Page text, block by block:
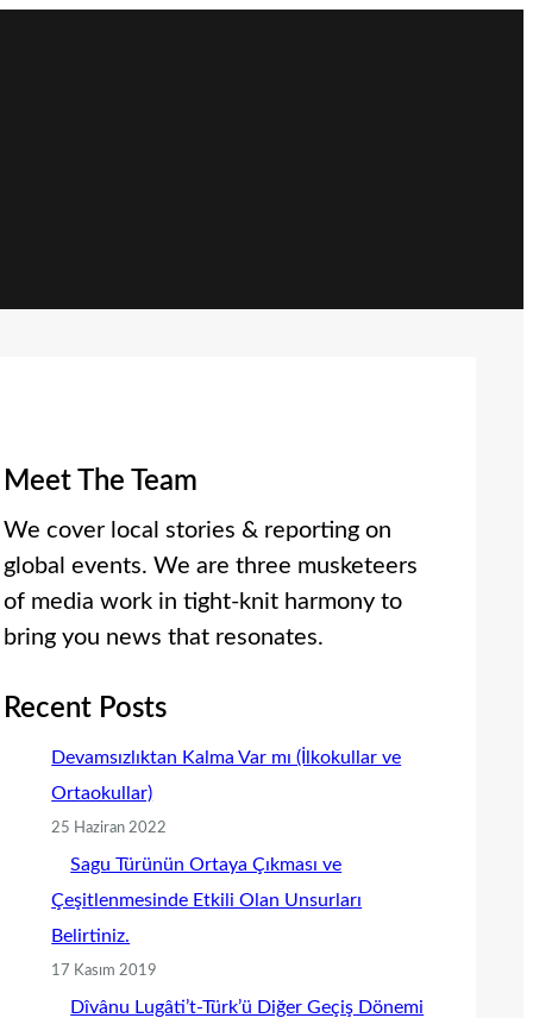
Meet The Team
We cover local stories & reporting on
global events. We are three musketeers
of media work in tight-knit harmony to
bring you news that resonates.
Recent Posts
Devamsızlıktan Kalma Var mı (İlkokullar ve
Ortaokullar)
25 Haziran 2022
Sagu Türünün Ortaya Çıkması ve
Çeşitlenmesinde Etkili Olan Unsurları
Belirtiniz.
17 Kasım 2019
Dîvânu Lugâti’t-Türk’ü Diğer Geçiş Dönemi